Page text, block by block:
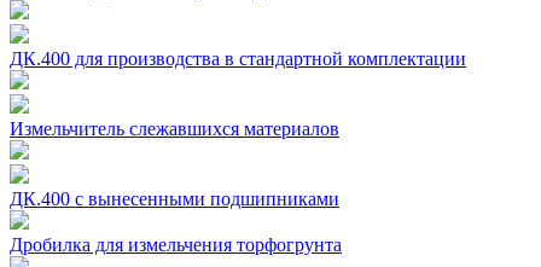
ДК.400 для производства в стандартной комплектации
Измельчитель слежавшихся материалов
ДК.400 с вынесенными подшипниками
Дробилка для измельчения торфогрунта